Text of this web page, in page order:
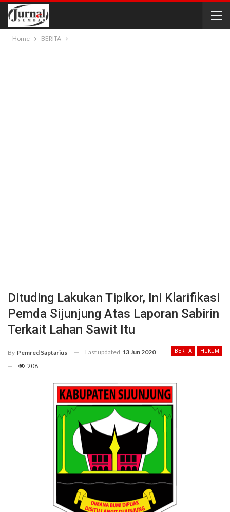
Home BERITA
Dituding Lakukan Tipikor, Ini Klarifikasi
Pemda Sijunjung Atas Laporan Sabirin
Terkait Lahan Sawit Itu
BERITA HUKUM
By Pemred Saptarius Last updated 13 Jun 2020
208